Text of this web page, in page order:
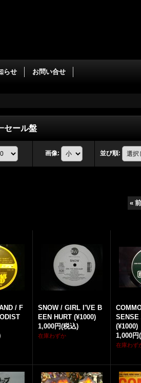
らせ お問い合せ
セール盤
画像: 並び順:
« 前
/ F
SNOW / GIRL I'VE B
EEN HURT (¥1000)
1,000円(税込)
在庫わずか
SENSE
(¥1000)
1,000円
在庫わず